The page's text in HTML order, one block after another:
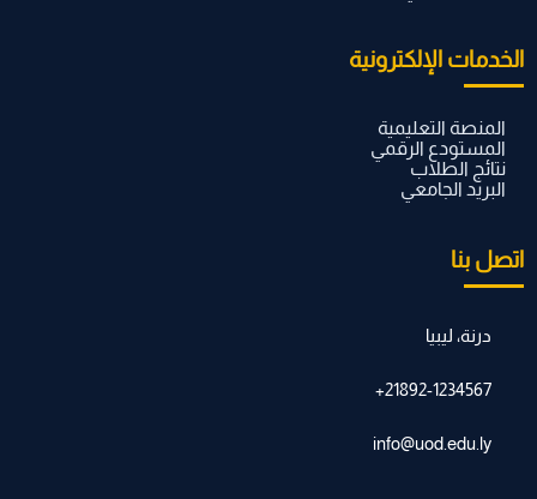
الخدمات الإلكترونية
المنصة التعليمية
المستودع الرقمي
نتائج الطلاب
البريد الجامعي
اتصل بنا
درنة، ليبيا
21892-1234567+
info@uod.edu.ly